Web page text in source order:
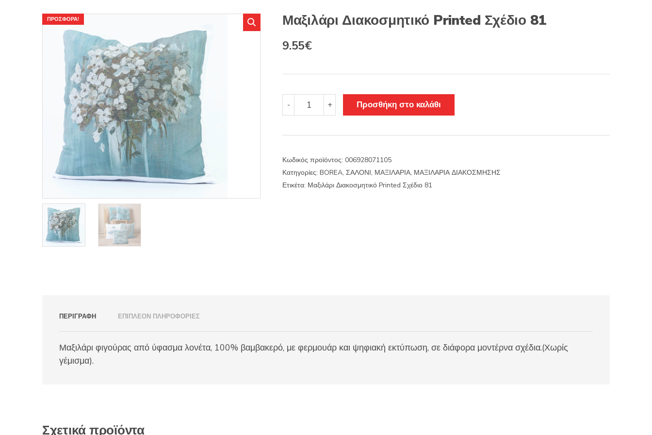
:
ΠΡΟΣΦΟΡΆ! Μαξιλάρι Διακοσμητικό Printed Σχέδιο 81
Original
11.22€.
9.55€Η
είναι:
9.55€.
-
Μαξιλάρι
Διακοσμητικό
+ Προσθήκη στο καλάθι
Κωδικός προϊόντος: 006928071105
Κατηγορίες: BOREA, ΣΑΛΟΝΙ, ΜΑΞΙΛΑΡΙΑ, ΜΑΞΙΛΑΡΙΑ ΔΙΑΚΟΣΜΗΣΗΣ
Ετικέτα: Μαξιλάρι Διακοσμητικό Printed Σχέδιο 81
ΠΕΡΙΓΡΑΦΉ ΕΠΙΠΛΈΟΝ ΠΛΗΡΟΦΟΡΊΕΣ
Μαξιλάρι φιγούρας από ύφασμα λονέτα, 100% βαμβακερό, με φερμουάρ και ψηφιακή εκτύπωση, σε διάφορα μοντέρνα σχέδια.(Χωρίς
γέμισμα).
Σχετικά προϊόντα